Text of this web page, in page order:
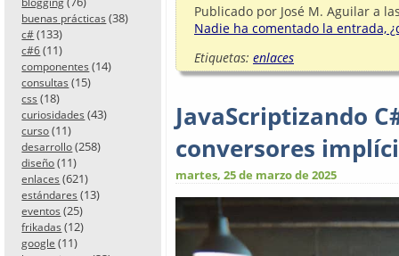
buenas prácticas (38)
c# (133)
c#6 (11)
componentes (14)
consultas (15)
css (18)
curiosidades (43)
curso (11)
desarrollo (258)
diseño (11)
enlaces (621)
estándares (13)
eventos (25)
frikadas (12)
google (11)
Publicado por José M. Aguilar a
Nadie ha comentado la entrada,
Etiquetas: enlaces
JavaScriptizando
conversores
martes, 25 de marzo de 2025